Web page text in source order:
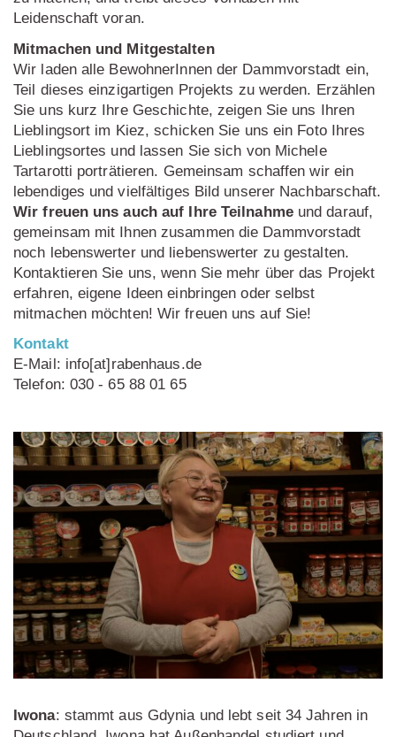
Leidenschaft voran.
Mitmachen und Mitgestalten
Wir laden alle BewohnerInnen der Dammvorstadt ein,
Teil dieses einzigartigen Projekts zu werden. Erzählen
Sie uns kurz Ihre Geschichte, zeigen Sie uns Ihren
Lieblingsort im Kiez, schicken Sie uns ein Foto Ihres
Lieblingsortes und lassen Sie sich von Michele
Tartarotti porträtieren. Gemeinsam schaffen wir ein
lebendiges und vielfältiges Bild unserer Nachbarschaft.
Wir freuen uns auch auf Ihre Teilnahmeund darauf,
gemeinsam mit Ihnen zusammen die Dammvorstadt
noch lebenswerter und liebenswerter zu gestalten.
Kontaktieren Sie uns, wenn Sie mehr über das Projekt
erfahren, eigene Ideen einbringen oder selbst
mitmachen möchten! Wir freuen uns auf Sie!
Kontakt
E-Mail: info[at]rabenhaus.de
Telefon: 030 - 65 88 01 65
Iwona: stammt aus Gdynia und lebt seit 34 Jahren in